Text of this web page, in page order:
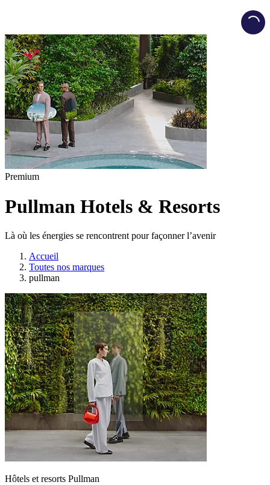
Premium
Pullman Hotels & Resorts
Là où les énergies se rencontrent pour façonner l’avenir
Accueil
Toutes nos marques
pullman
Hôtels et resorts Pullman